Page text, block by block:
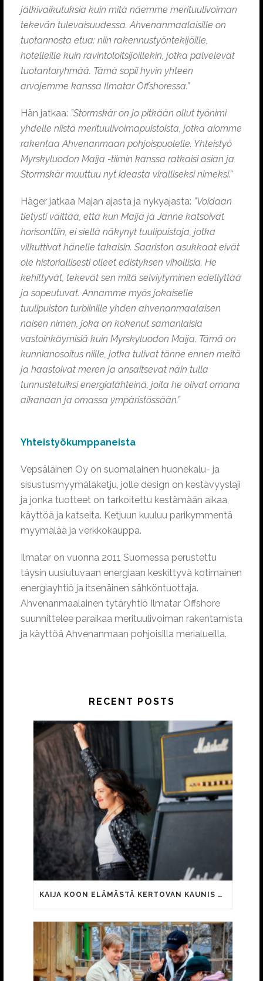
jälkivaikutuksia kuin mitä näemme merituulivoiman
tekevän tulevaisuudessa. Ahvenanmaalaisille on
tuotannosta etua: niin rakennustyöntekijöille,
hotelleille kuin ravintoloitsijoillekin, jotka palvelevat
tuotantoryhmää. Tämä sopii hyvin yhteen
arvojemme kanssa Ilmatar Offshoressa.”
Hän jatkaa: ”Stormskär on jo pitkään ollut työnimi
yhdelle niistä merituulivoimapuistoista, jotka aiomme
rakentaa Ahvenanmaan pohjoispuolelle. Yhteistyö
Myrskyluodon Maija -tiimin kanssa ratkaisi asian ja
Stormskär muuttuu nyt ideasta viralliseksi nimeksi.”
Häger jatkaa Majan ajasta ja nykyajasta: ”Voidaan
tietysti väittää, että kun Maija ja Janne katsoivat
horisonttiin, ei siellä näkynyt tuulipuistoja, jotka
vilkuttivat hänelle takaisin. Saariston asukkaat eivät
ole historiallisesti olleet edistyksen vihollisia. He
kehittyvät, tekevät sen mitä selviytyminen edellyttää
ja sopeutuvat. Annamme myös jokaiselle
tuulipuiston turbiinille yhden ahvenanmaalaisen
naisen nimen, joka on kokenut samanlaisia
vastoinkäymisiä kuin Myrskyluodon Maija. Tämä on
kunnianosoitus niille, jotka tulivat tänne ennen meitä
ja haastoivat meren ja ansaitsevat näin tulla
tunnustetuiksi energialähteinä, joita he olivat omana
aikanaan ja omassa ympäristössään.”
Yhteistyökumppaneista
Vepsäläinen Oy on suomalainen huonekalu- ja
sisustusmyymäläketju, jolle design on kestävyyslaji
ja jonka tuotteet on tarkoitettu kestämään aikaa,
käyttöä ja katseita. Ketjuun kuuluu parikymmentä
myymälää ja verkkokauppa.
Ilmatar on vuonna 2011 Suomessa perustettu
täysin uusiutuvaan energiaan keskittyvä kotimainen
energiayhtiö ja itsenäinen sähköntuottaja.
Ahvenanmaalainen tytäryhtiö Ilmatar Offshore
suunnittelee paraikaa merituulivoiman rakentamista
ja käyttöä Ahvenanmaan pohjoisilla merialueilla.
RECENT POSTS
KAIJA KOON ELÄMÄSTÄ KERTOVAN KAUNIS RIETAS ONNELLINEN -ELOKUVAN TRAILER JULKI